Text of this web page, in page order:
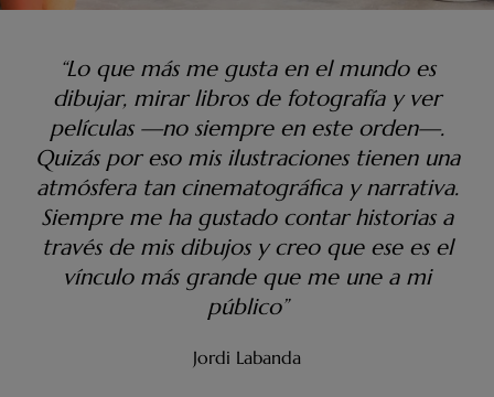
“Lo que más me gusta en el mundo es
dibujar, mirar libros de fotografía y ver
películas —no siempre en este orden—.
Quizás por eso mis ilustraciones tienen una
atmósfera tan cinematográfica y narrativa.
Siempre me ha gustado contar historias a
través de mis dibujos y creo que ese es el
vínculo más grande que me une a mi
público”
Jordi Labanda